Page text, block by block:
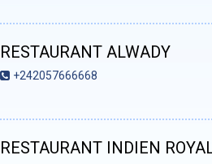
RESTAURANT ALWADY
+242057666668
RESTAURANT INDIEN